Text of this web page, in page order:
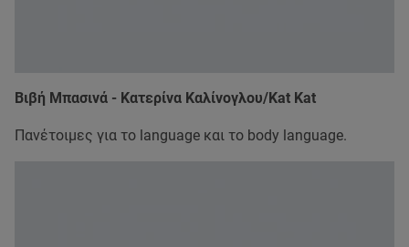
Βιβή Μπασινά - Κατερίνα Καλίνογλου/Kat Kat
Πανέτοιμες για το language και το body language.